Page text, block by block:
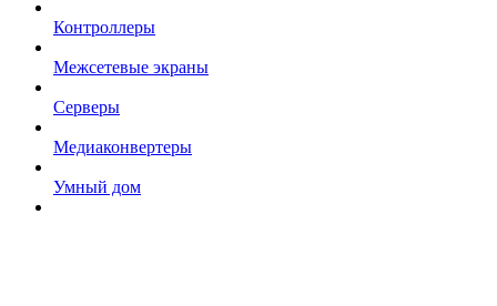
Контроллеры
Межсетевые экраны
Серверы
Медиаконвертеры
Умный дом